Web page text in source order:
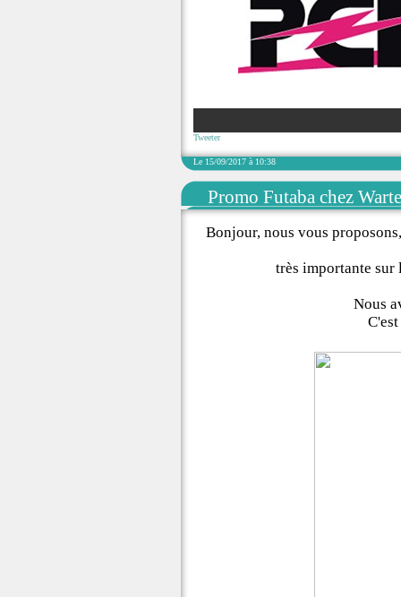
Tweeter
Le 15/09/2017 à 10:38
Promo Futaba chez
Bonjour, nous vous
très importante sur
Nous